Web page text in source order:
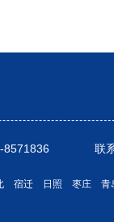
联系电话
宿迁 日照 枣庄 青